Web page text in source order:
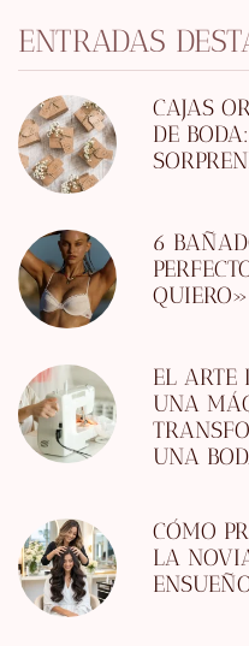
ENTRADAS
CAJAS
DE
6
QUIERO»
EL ARTE
UNA
UNA
CÓMO
LA